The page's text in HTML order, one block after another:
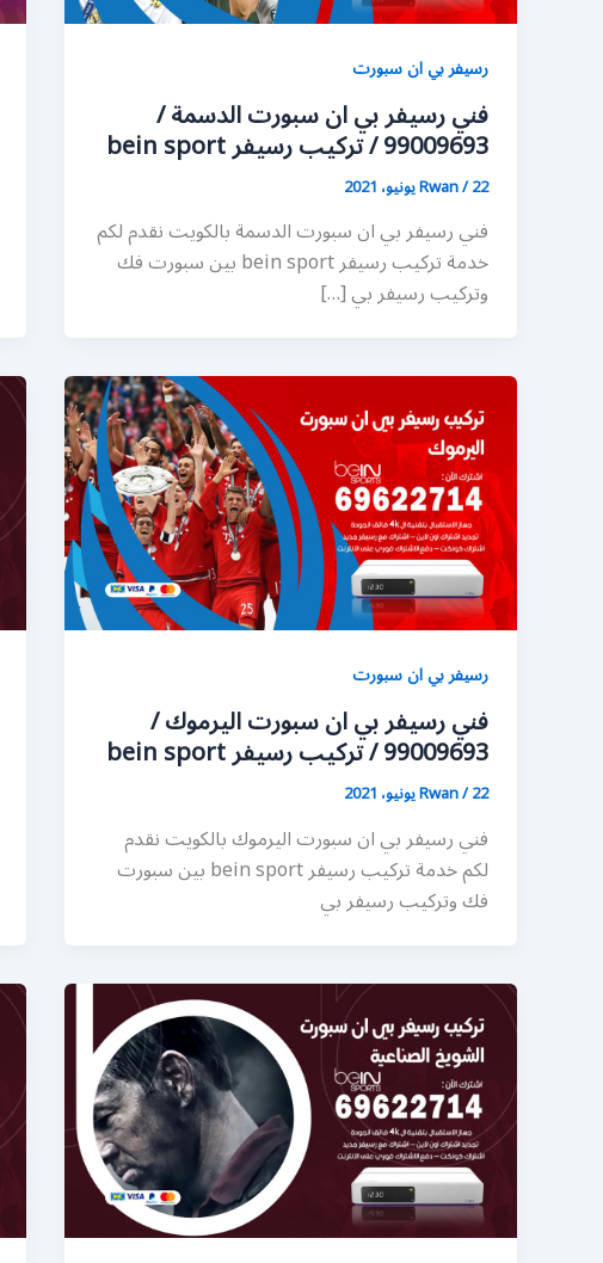
رسيفر بي ان سبورت
فني رسيفر بي ان سبورت الدسمة /
99009693 / تركيب رسيفر bein sport
Rwan/22 يونيو، 2021
فني رسيفر بي ان سبورت الدسمة بالكويت نقدم لكم
خدمة تركيب رسيفر bein sport بين سبورت فك
وتركيب رسيفر بي […]
رسيفر بي ان سبورت
فني رسيفر بي ان سبورت اليرموك /
99009693 / تركيب رسيفر bein sport
Rwan/22 يونيو، 2021
فني رسيفر بي ان سبورت اليرموك بالكويت نقدم
لكم خدمة تركيب رسيفر bein sport بين سبورت
فك وتركيب رسيفر بي